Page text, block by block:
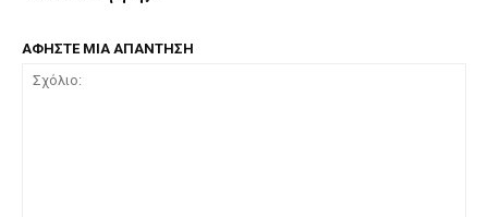
ΑΦΗΣΤΕ ΜΙΑ ΑΠΑΝΤΗΣΗ